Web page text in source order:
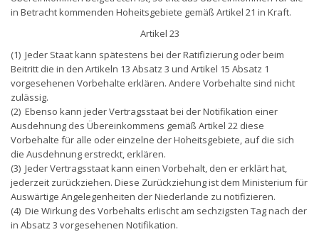
in Betracht kommenden Hoheitsgebiete gemäß Artikel 21 in Kraft.
Artikel 23
(1) Jeder Staat kann spätestens bei der Ratifizierung oder beim
Beitritt die in den Artikeln 13 Absatz 3 und Artikel 15 Absatz 1
vorgesehenen Vorbehalte erklären. Andere Vorbehalte sind nicht
zulässig.
(2) Ebenso kann jeder Vertragsstaat bei der Notifikation einer
Ausdehnung des Übereinkommens gemäß Artikel 22 diese
Vorbehalte für alle oder einzelne der Hoheitsgebiete, auf die sich
die Ausdehnung erstreckt, erklären.
(3) Jeder Vertragsstaat kann einen Vorbehalt, den er erklärt hat,
jederzeit zurückziehen. Diese Zurückziehung ist dem Ministerium für
Auswärtige Angelegenheiten der Niederlande zu notifizieren.
(4) Die Wirkung des Vorbehalts erlischt am sechzigsten Tag nach der
in Absatz 3 vorgesehenen Notifikation.